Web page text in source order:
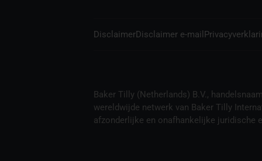
DisclaimerDisclaimer e-mail
Baker Tilly (Netherlands) B.V.,
wereldwijde netwerk van Baker Tilly
afzonderlijke en onafhankelijke juridische